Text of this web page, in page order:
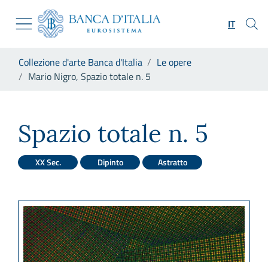
Skip to Main Content
Vai al sito istituzionale
Vai al menu di navigazione
Vai alla ricerca
Vai al footer
IT
Collezione d'arte Banca d'Italia
Le opere
Mario Nigro, Spazio totale n. 5
Spazio totale n. 5
XX Sec. Dipinto Astratto